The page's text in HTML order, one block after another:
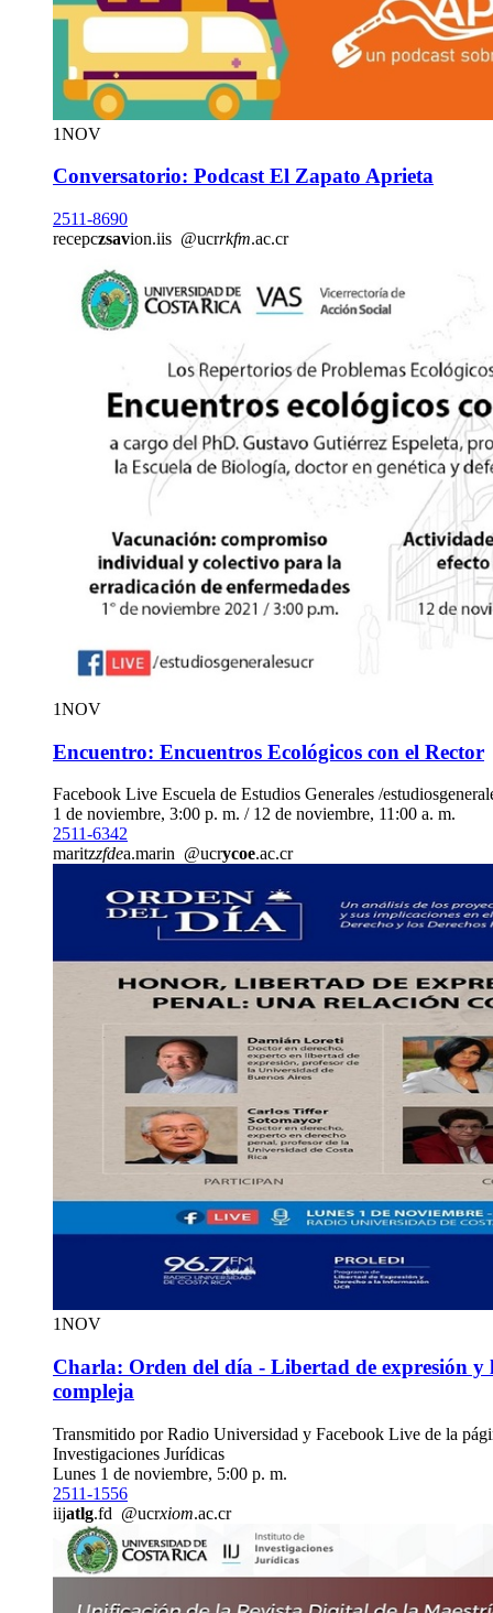
1NOV
Conversatorio: Podcast El Zapato Aprieta
2511-8690
recepczsavion.iis @ucrrkfm.ac.cr
1NOV
Encuentro: Encuentros Ecológicos con el Rector
Facebook Live Escuela de Estudios Generales /
1 de noviembre, 3:00 p. m. / 12 de noviembre, 11:00 a. m.
2511-6342
maritzzfdea.marin @ucrycoe.ac.cr
1NOV
Charla: Orden del día - Libertad de expresión y
compleja
Transmitido por Radio Universidad y Facebook Live de la
Investigaciones Jurídicas
Lunes 1 de noviembre, 5:00 p. m.
2511-1556
iijatlg.fd @ucrxiom.ac.cr